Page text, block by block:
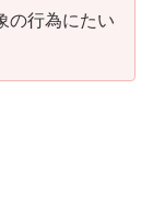
の行為にたい